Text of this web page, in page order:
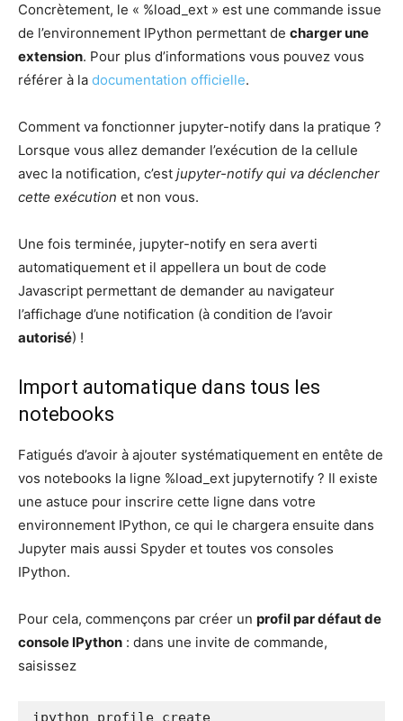
Concrètement, le « %load_ext » est une commande issue
de l’environnement IPython permettant de charger une
extension. Pour plus d’informations vous pouvez vous
référer à la documentation officielle.
Comment va fonctionner jupyter-notify dans la pratique ?
Lorsque vous allez demander l’exécution de la cellule
avec la notification, c’est jupyter-notify qui va déclencher
cette exécution et non vous.
Une fois terminée, jupyter-notify en sera averti
automatiquement et il appellera un bout de code
Javascript permettant de demander au navigateur
l’affichage d’une notification (à condition de l’avoir
autorisé) !
Import automatique dans tous les
notebooks
Fatigués d’avoir à ajouter systématiquement en entête de
vos notebooks la ligne %load_ext jupyternotify ? Il existe
une astuce pour inscrire cette ligne dans votre
environnement IPython, ce qui le chargera ensuite dans
Jupyter mais aussi Spyder et toutes vos consoles
IPython.
Pour cela, commençons par créer un profil par défaut de
console IPython : dans une invite de commande,
saisissez
ipython profile create